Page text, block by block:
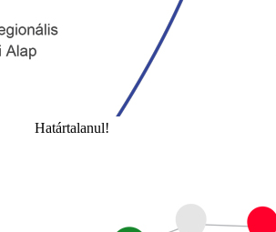
Határtalanul!